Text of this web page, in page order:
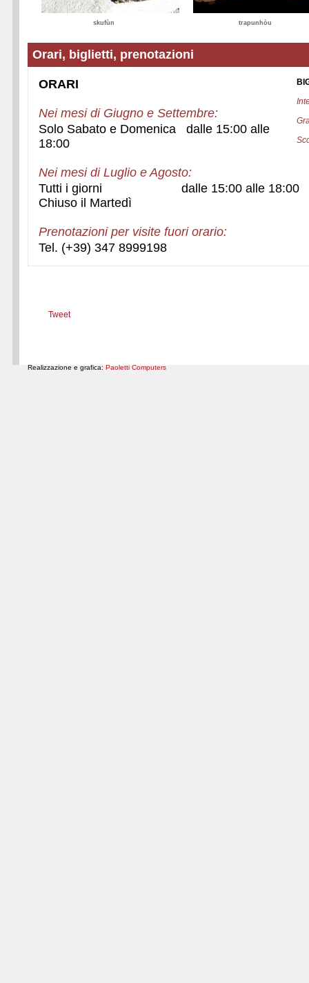
skufùn trapunhòu
Orari, biglietti, prenotazioni
ORARI
Nei mesi di Giugno e Settembre:
Solo Sabato e Domenica dalle 15:00 alle
18:00
Nei mesi di Luglio e Agosto:
Tutti i giorni dalle 15:00 alle 18:00
Chiuso il Martedì
Prenotazioni per visite fuori orario:
Tel. (+39) 347 8999198
Tweet
Realizzazione e grafica: Paoletti Computers